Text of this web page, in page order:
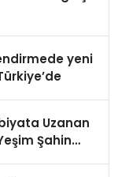
yeni
Uzanan
Şahin